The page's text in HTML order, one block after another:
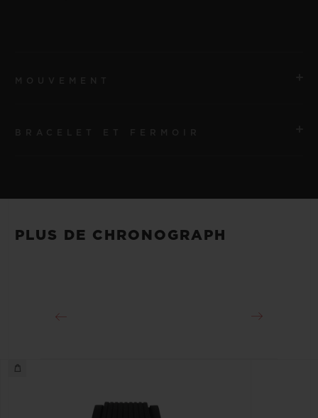
RÉSERVE DE MARCHE
BRACELET
PLUS DE CHRONOGRAPH